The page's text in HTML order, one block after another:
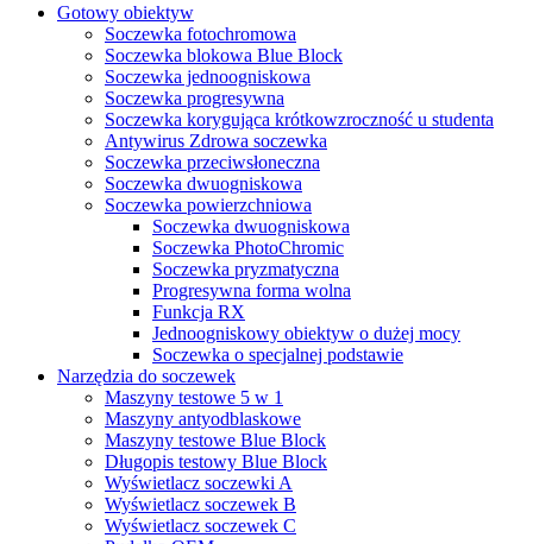
Gotowy obiektyw
Soczewka fotochromowa
Soczewka blokowa Blue Block
Soczewka jednoogniskowa
Soczewka progresywna
Soczewka korygująca krótkowzroczność u studenta
Antywirus Zdrowa soczewka
Soczewka przeciwsłoneczna
Soczewka dwuogniskowa
Soczewka powierzchniowa
Soczewka dwuogniskowa
Soczewka PhotoChromic
Soczewka pryzmatyczna
Progresywna forma wolna
Funkcja RX
Jednoogniskowy obiektyw o dużej mocy
Soczewka o specjalnej podstawie
Narzędzia do soczewek
Maszyny testowe 5 w 1
Maszyny antyodblaskowe
Maszyny testowe Blue Block
Długopis testowy Blue Block
Wyświetlacz soczewki A
Wyświetlacz soczewek B
Wyświetlacz soczewek C